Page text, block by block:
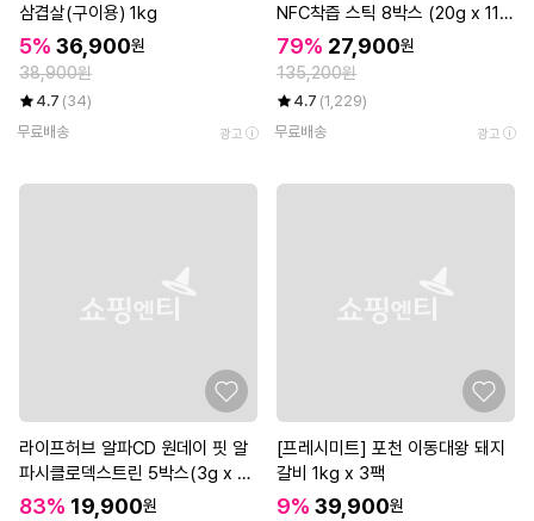
삼겹살(구이용) 1kg
5% 36,900원
38,900원
4.7 (34)
무료배송
광고
NFC착즙 스틱 8박스 (20g x 112
포)
79% 27,900원
135,200원
4.7 (1,229)
무료배송
광고
라이프허브 알파CD 원데이 핏 알
파시클로덱스트린 5박스(3g x 7
0포)
83% 19,900원
[프레시미트] 포천 이동대왕 돼지
갈비 1kg x 3팩
9% 39,900원